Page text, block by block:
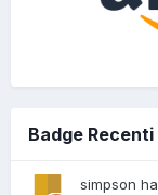
Badge Recenti
simpson